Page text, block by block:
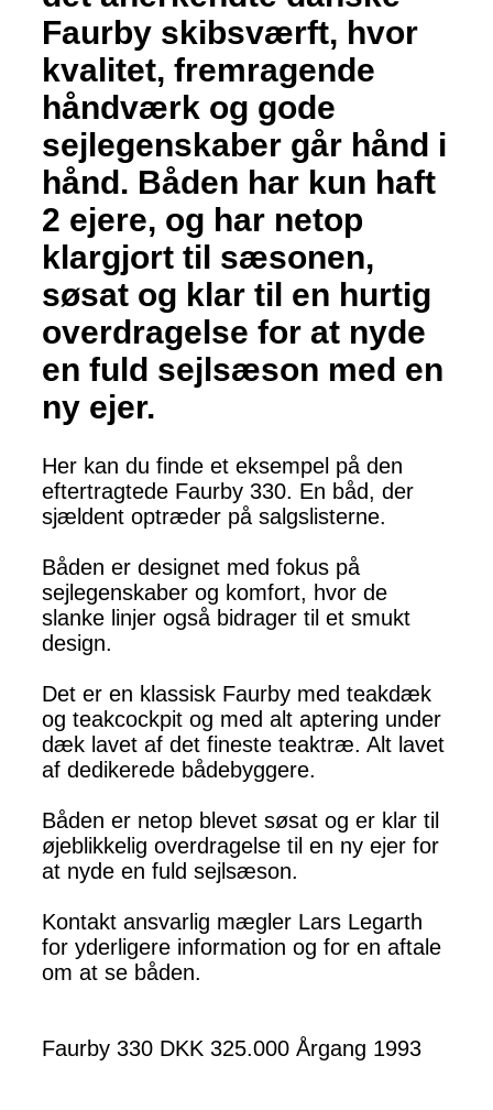
Faurby skibsværft, hvor
kvalitet, fremragende
håndværk og gode
sejlegenskaber går hånd i
hånd. Båden har kun haft
2 ejere, og har netop
klargjort til sæsonen,
søsat og klar til en hurtig
overdragelse for at nyde
en fuld sejlsæson med en
ny ejer.
Her kan du finde et eksempel på den
eftertragtede Faurby 330. En båd, der
sjældent optræder på salgslisterne.
Båden er designet med fokus på
sejlegenskaber og komfort, hvor de
slanke linjer også bidrager til et smukt
design.
Det er en klassisk Faurby med teakdæk
og teakcockpit og med alt aptering under
dæk lavet af det fineste teaktræ. Alt lavet
af dedikerede bådebyggere.
Båden er netop blevet søsat og er klar til
øjeblikkelig overdragelse til en ny ejer for
at nyde en fuld sejlsæson.
Kontakt ansvarlig mægler Lars Legarth
for yderligere information og for en aftale
om at se båden.
Faurby 330 DKK 325.000 Årgang 1993